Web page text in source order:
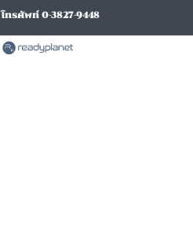
โทรศัพท์ 0-3827-9448